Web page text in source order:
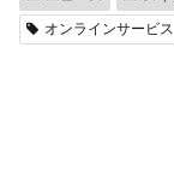
オンラインサービス